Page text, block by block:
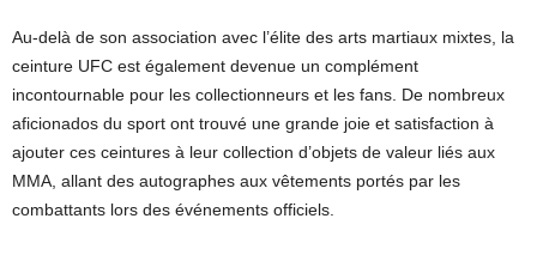
Au-delà de son association avec l’élite des arts martiaux mixtes, la
ceinture UFC est également devenue un complément
incontournable pour les collectionneurs et les fans. De nombreux
aficionados du sport ont trouvé une grande joie et satisfaction à
ajouter ces ceintures à leur collection d’objets de valeur liés aux
MMA, allant des autographes aux vêtements portés par les
combattants lors des événements officiels.